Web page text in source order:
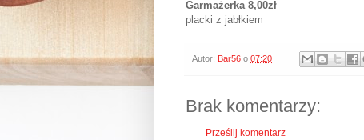
Garmażerka 8,00zł
placki z jabłkiem
Autor: Bar56 o 07:20
Brak komentarzy:
Prześlij komentarz